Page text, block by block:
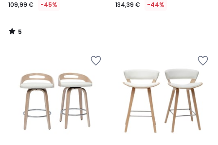
109,99 € -45%
5
/
134,39 € -44%